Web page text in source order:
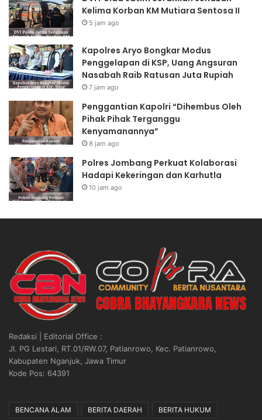
Kelima Korban KM Mutiara Sentosa II
5 jam ago
Kapolres Aryo Bongkar Modus
Penggelapan di KSP, Uang Angsuran
Nasabah Raib Ratusan Juta Rupiah
7 jam ago
Penggantian Kapolri “Dihembus Oleh
Pihak Pihak Terganggu
Kenyamanannya”
8 jam ago
Polres Jombang Perkuat Kolaborasi
Hadapi Kekeringan dan Karhutla
10 jam ago
Redaksi | Editorial Office :
Jl. PG Lestari, RT.01/RW.07, Patianrowo, Kec. Patianrowo,
Kabupaten Nganjuk, Jawa Timur
Kode Pos: 64391
BENCANA ALAM BERITA DAERAH BERITA HUKUM